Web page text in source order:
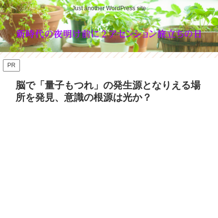
Just another WordPress site
PR
脳で「量子もつれ」の発生源となりえる場
所を発見、意識の根源は光か？